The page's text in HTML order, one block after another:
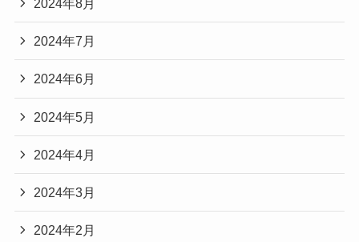
2024年8月
2024年7月
2024年6月
2024年5月
2024年4月
2024年3月
2024年2月